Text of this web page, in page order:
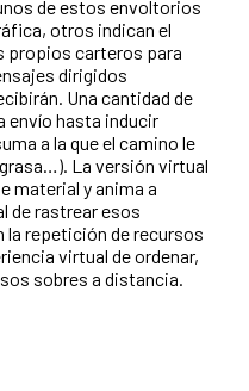
de estos envoltorios
otros indican el
propios carteros para
dirigidos
Una cantidad de
envío hasta inducir
a la que el camino le
La versión virtual
material y anima a
de rastrear esos
la repetición de recursos
virtual de ordenar,
sobres a distancia.